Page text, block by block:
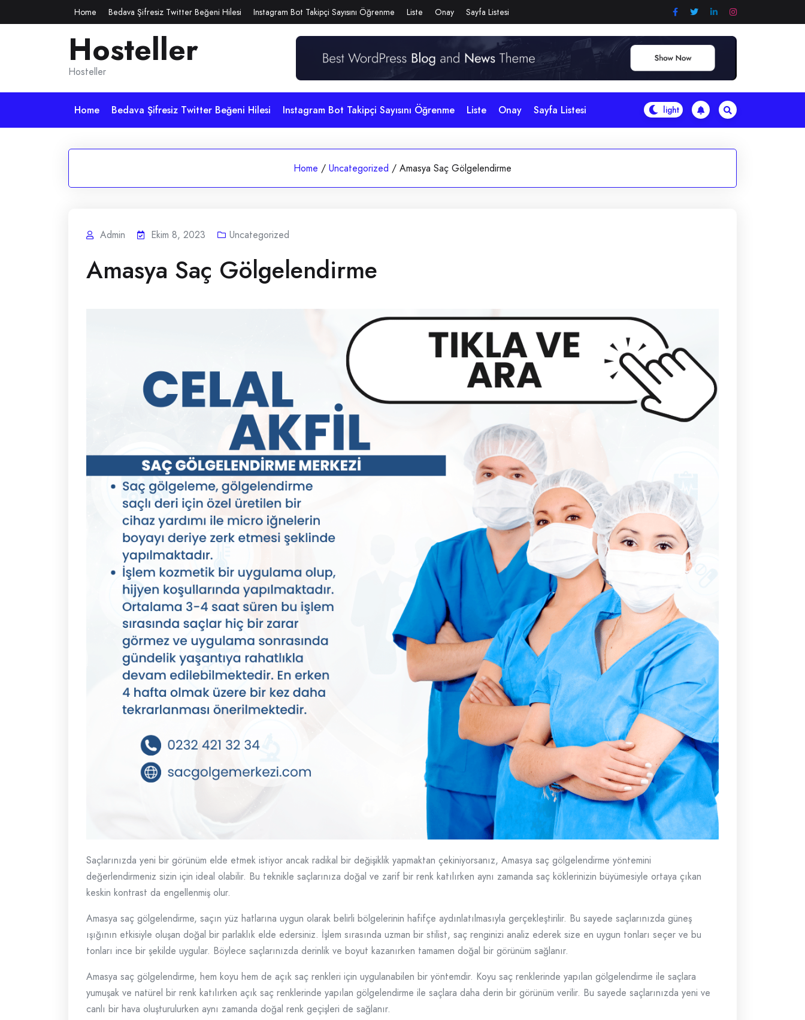
to
Home Bedava Şifresiz Twitter Beğeni Hilesi Instagram Bot Takipçi Sayısını Öğrenme Liste Onay Sayfa Listesi
Hosteller
Hosteller
Home Bedava Şifresiz Twitter Beğeni Hilesi Instagram Bot Takipçi Sayısını Öğrenme Liste Onay Sayfa Listesi
Home / Uncategorized / Amasya Saç Gölgelendirme
Admin Ekim 8, 2023 Uncategorized
Amasya Saç Gölgelendirme
Saçlarınızda yeni bir görünüm elde etmek istiyor ancak radikal bir değişiklik yapmaktan çekiniyorsanız, Amasya saç gölgelendirme yöntemini
değerlendirmeniz sizin için ideal olabilir. Bu teknikle saçlarınıza doğal ve zarif bir renk katılırken aynı zamanda saç köklerinizin büyümesiyle ortaya çıkan
keskin kontrast da engellenmiş olur.
Amasya saç gölgelendirme, saçın yüz hatlarına uygun olarak belirli bölgelerinin hafifçe aydınlatılmasıyla gerçekleştirilir. Bu sayede saçlarınızda güneş
ışığının etkisiyle oluşan doğal bir parlaklık elde edersiniz. İşlem sırasında uzman bir stilist, saç renginizi analiz ederek size en uygun tonları seçer ve bu
tonları ince bir şekilde uygular. Böylece saçlarınızda derinlik ve boyut kazanırken tamamen doğal bir görünüm sağlanır.
Amasya saç gölgelendirme, hem koyu hem de açık saç renkleri için uygulanabilen bir yöntemdir. Koyu saç renklerinde yapılan gölgelendirme ile saçlara
yumuşak ve natürel bir renk katılırken açık saç renklerinde yapılan gölgelendirme ile saçlara daha derin bir görünüm verilir. Bu sayede saçlarınızda yeni ve
canlı bir hava oluşturulurken aynı zamanda doğal renk geçişleri de sağlanır.